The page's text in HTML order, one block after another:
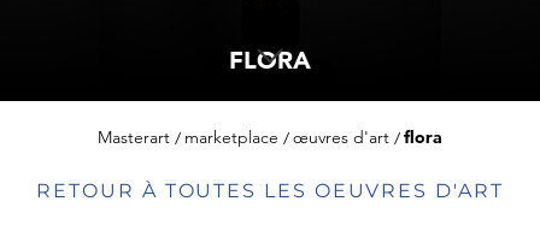
FLORA
Masterart marketplace œuvres d'art flora
RETOUR À TOUTES LES OEUVRES D'ART